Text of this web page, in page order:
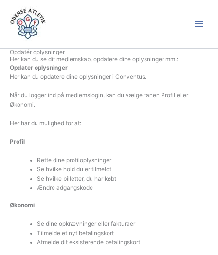
indholdet
Opdatér oplysninger
Her kan du se dit medlemskab, opdatere dine oplysninger mm.:
Opdater oplysninger
Her kan du opdatere dine oplysninger i Conventus.
Når du logger ind på medlemslogin, kan du vælge fanen Profil eller
Økonomi.
Her har du mulighed for at:
Profil
Rette dine profiloplysninger
Se hvilke hold du er tilmeldt
Se hvilke billetter, du har købt
Ændre adgangskode
Økonomi
Se dine opkrævninger eller fakturaer
Tilmelde et nyt betalingskort
Afmelde dit eksisterende betalingskort